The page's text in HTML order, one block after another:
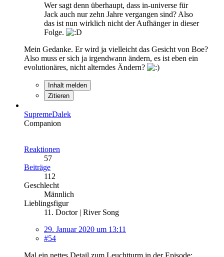
Wer sagt denn überhaupt, dass in-universe für
Jack auch nur zehn Jahre vergangen sind? Also
das ist nun wirklich nicht der Aufhänger in dieser
Folge.
Mein Gedanke. Er wird ja vielleicht das Gesicht von Boe?
Also muss er sich ja irgendwann ändern, es ist eben ein
evolutionäres, nicht alterndes Ändern?
Inhalt melden
Zitieren
SupremeDalek
Companion
Reaktionen
57
Beiträge
112
Geschlecht
Männlich
Lieblingsfigur
11. Doctor | River Song
29. Januar 2020 um 13:11
#54
Mal ein nettes Detail zum Leuchtturm in der Episode: